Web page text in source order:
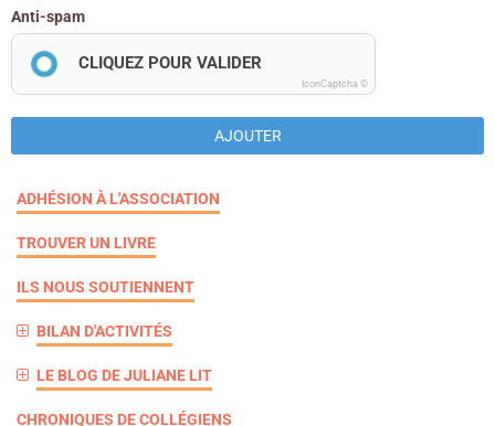
Anti-spam
CLIQUEZ POUR VALIDER
IconCaptcha ©
AJOUTER
ADHÉSION À L'ASSOCIATION
TROUVER UN LIVRE
ILS NOUS SOUTIENNENT
BILAN D'ACTIVITÉS
LE BLOG DE JULIANE LIT
CHRONIQUES DE COLLÉGIENS